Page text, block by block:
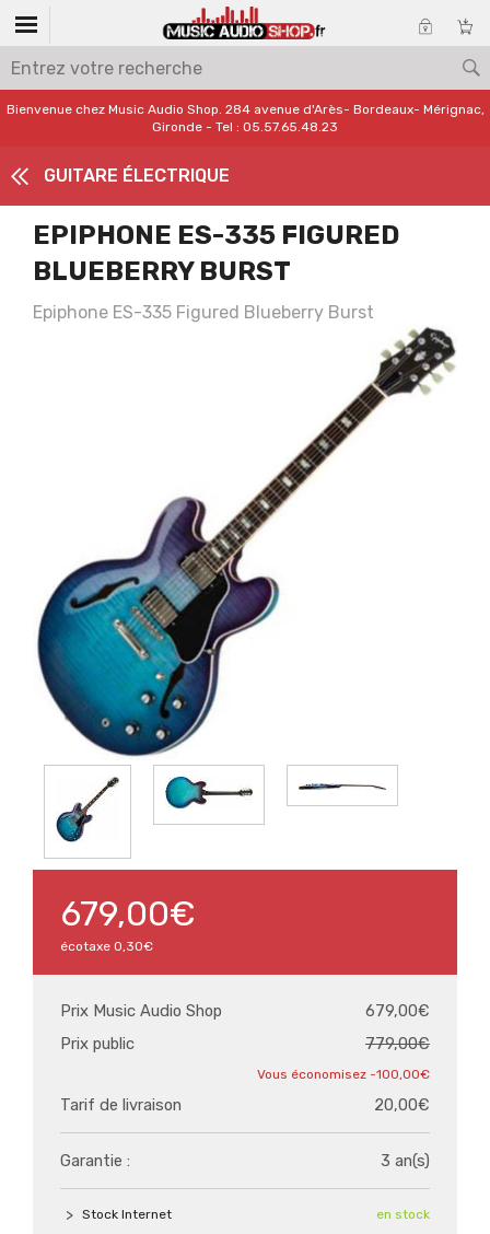
Bienvenue chez Music Audio Shop. 284 avenue d'Arès- Bordeaux- Mérignac,
Gironde - Tel : 05.57.65.48.23
GUITARE ÉLECTRIQUE
EPIPHONE ES-335 FIGURED
BLUEBERRY BURST
Epiphone ES-335 Figured Blueberry Burst
679,00€
écotaxe 0,30€
Prix Music Audio Shop
679,00€
Prix public
779,00€
-100,00€
Tarif de livraison 20,00€
Garantie : 3 an(s)
Stock Internet en stock